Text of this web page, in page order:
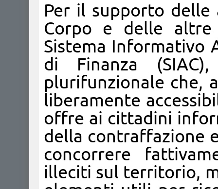
Per il supporto
Corpo e delle
Sistema Informativo
di Finanza
plurifunzionale che,
liberamente
offre ai cittadini
della contraffazione
concorrere
illeciti sul territorio,